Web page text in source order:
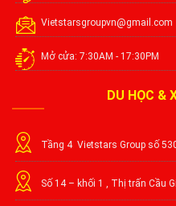
Vietstarsgroupvn@gmail.com
Mở cửa: 7:30AM - 17:30PM
DU HỌC &
Tầng 4 Vietstars Group số
Số 14 – khối 1 , Thị trấn Cầu